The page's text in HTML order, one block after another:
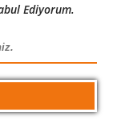
Ediyorum.